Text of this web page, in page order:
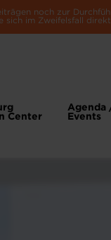
noch zur
sich im Zweifelsfall direkt
Center
Agenda
Events